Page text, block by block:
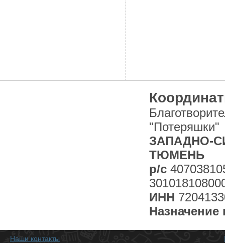
"Потеряшки"
ЗАПАДНО-
ТЮМЕНЬ
р/с
ИНН
Назначение
Наши контакты